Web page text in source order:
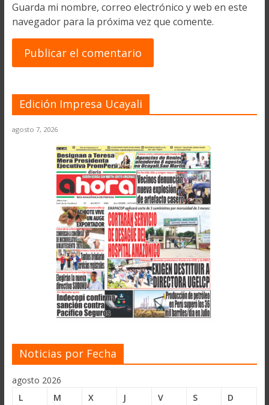
Guarda mi nombre, correo electrónico y web en este
navegador para la próxima vez que comente.
Edición Impresa Ucayali
agosto 7, 2026
Noticias por Fecha
agosto 2026
L
M X J V S
D